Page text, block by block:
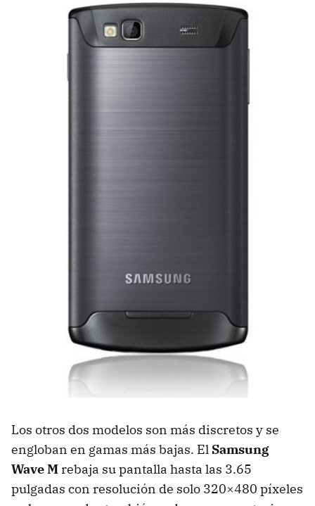
Los otros dos modelos son más discretos y se
engloban en gamas más bajas. El Samsung
Wave M rebaja su pantalla hasta las 3.65
pulgadas con resolución de solo 320×480 píxeles